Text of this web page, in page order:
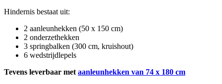
Hindernis bestaat uit:
2 aanleunhekken (50 x 150 cm)
2 onderzethekken
3 springbalken (300 cm, kruishout)
6 wedstrijdlepels
Tevens leverbaar met aanleunhekken van 74 x 180 cm